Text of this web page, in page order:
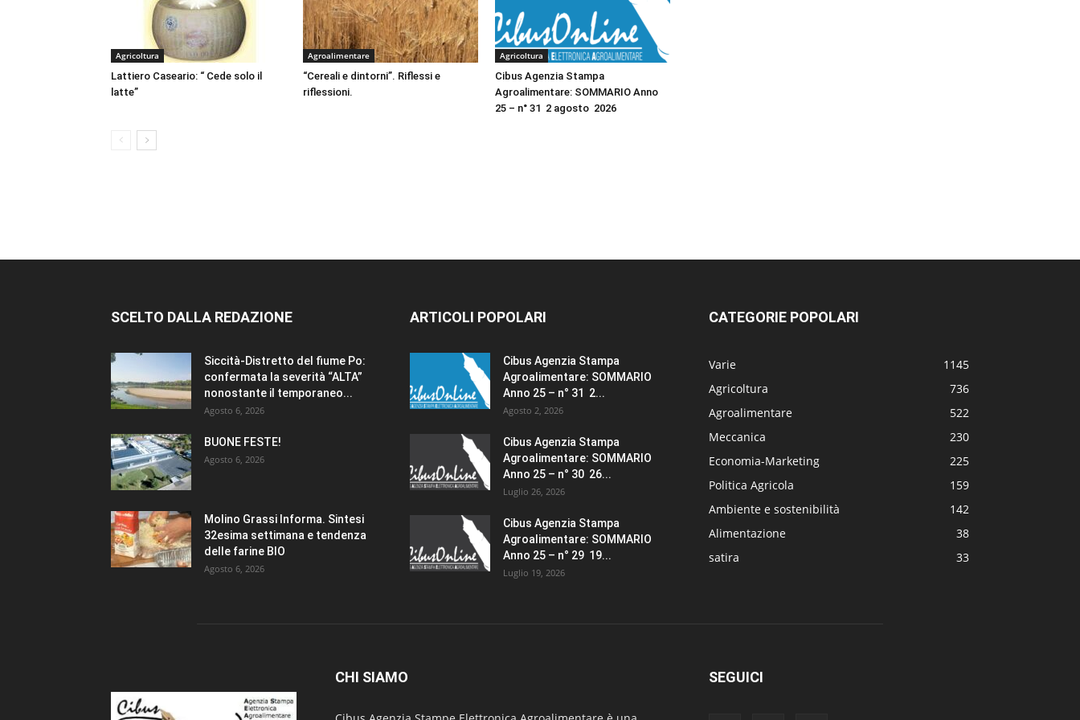
Agricoltura
Lattiero Caseario: “ Cede solo il
latte”
Agroalimentare
“Cereali e dintorni”. Riflessi e
riflessioni.
Agricoltura
Cibus Agenzia Stampa
Agroalimentare: SOMMARIO Anno
25 – n° 31 2 agosto 2026
SCELTO DALLA REDAZIONE
Siccità-Distretto del fiume Po:
confermata la severità “ALTA”
nonostante il temporaneo...
Agosto 6, 2026
BUONE FESTE!
Agosto 6, 2026
Molino Grassi Informa. Sintesi
32esima settimana e tendenza
delle farine BIO
Agosto 6, 2026
ARTICOLI POPOLARI
Cibus Agenzia Stampa
Agroalimentare: SOMMARIO
Anno 25 – n° 31 2...
Agosto 2, 2026
Cibus Agenzia Stampa
Agroalimentare: SOMMARIO
Anno 25 – n° 30 26...
Luglio 26, 2026
Cibus Agenzia Stampa
Agroalimentare: SOMMARIO
Anno 25 – n° 29 19...
Luglio 19, 2026
CATEGORIE POPOLARI
Varie
1145
Agricoltura
736
Agroalimentare
522
Meccanica
230
Economia-Marketing
225
Politica Agricola
159
Ambiente e sostenibilità
142
Alimentazione
38
satira
33
CHI SIAMO SEGUICI